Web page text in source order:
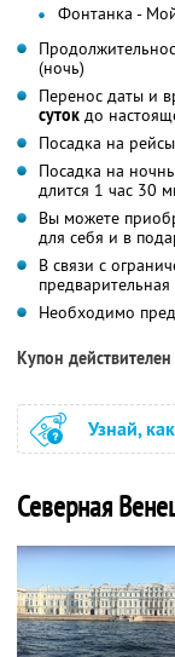
Фонтанка -
(ночь)
Перенос даты и
суток до
Посадка на
Посадка на
длится 1 час 30
Вы можете
для себя и в
В связи с
Необходимо
Купон
Узнай,
Северная